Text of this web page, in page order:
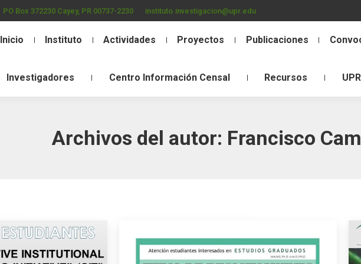
PO Box 372230 Cayey, PR 00737-2230 instituto.investigacion@upr.edu
Inicio Instituto Actividades Proyectos Publicaciones
Investigadores Centro Información Censal Recursos
Archivos del autor: Francisco